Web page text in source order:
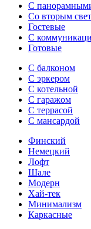
С
Со вторым
Гостевые
С
Готовые
С балконом
С эркером
С котельной
С гаражом
С террасой
С мансардой
Финский
Немецкий
Лофт
Шале
Модерн
Хай-тек
Минимализм
Каркасные